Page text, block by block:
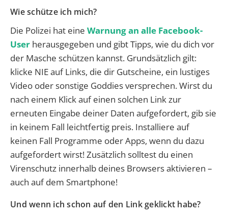
Wie schütze ich mich?
Die Polizei hat eine Warnung an alle Facebook-
User herausgegeben und gibt Tipps, wie du dich vor
der Masche schützen kannst. Grundsätzlich gilt:
klicke NIE auf Links, die dir Gutscheine, ein lustiges
Video oder sonstige Goddies versprechen. Wirst du
nach einem Klick auf einen solchen Link zur
erneuten Eingabe deiner Daten aufgefordert, gib sie
in keinem Fall leichtfertig preis. Installiere auf
keinen Fall Programme oder Apps, wenn du dazu
aufgefordert wirst! Zusätzlich solltest du einen
Virenschutz innerhalb deines Browsers aktivieren –
auch auf dem Smartphone!
Und wenn ich schon auf den Link geklickt habe?